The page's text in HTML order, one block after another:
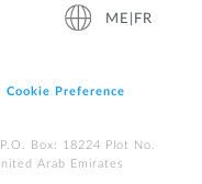
ME|FR
Cookie Preference
Box: 18224 Plot No.
Arab Emirates